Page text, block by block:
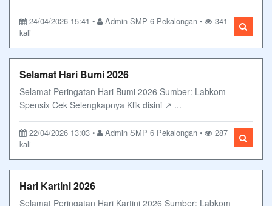
24/04/2026 15:41 • Admin SMP 6 Pekalongan •
341
kali
Selamat Hari Bumi 2026
Selamat Peringatan Hari Bumi 2026 Sumber: Labkom
Spensix Cek Selengkapnya Klik disini ↗ ...
22/04/2026 13:03 • Admin SMP 6 Pekalongan •
287
kali
Hari Kartini 2026
Selamat Peringatan Hari Kartini 2026 Sumber: Labkom